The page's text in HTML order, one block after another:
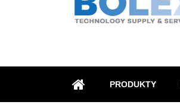
ÚVOD
PRODUKTY